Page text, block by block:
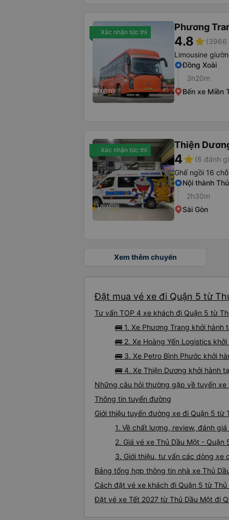
Xác nhận tức thì Phương
4.8star (3966
Limousine
Đồng Xoài
3h20m
Bến xe Miền
Xác nhận tức thì Thiện
4star (6 đánh
Ghế ngồi 16 chỗ
Nội thành
2h30m
Sài Gòn
Xem thêm chuyến
Đặt mua vé xe đi Quận 5 từ
Tư vấn TOP 4 xe khách đi Quận 5 từ
🚌 1. Xe Phương Trang khởi hành
🚌 2. Xe Hoàng Yến Logistics
🚌 3. Xe Petro Bình Phước khởi
🚌 4. Xe Thiện Dương khởi hành
Những câu hỏi thường gặp về tuyến xe
Thông tin tuyến đường
Giới thiệu tuyến đường xe đi Quận 5 từ
1. Về chất lượng, review, đánh
2. Giá vé xe Thủ Dầu Một - Quận
3. Giới thiệu, tư vấn các dòng xe
Bảng tổng hợp thông tin nhà xe Thủ
Cách đặt vé xe khách đi Quận 5 từ
Đặt vé xe Tết 2027 từ Thủ Dầu Một đi